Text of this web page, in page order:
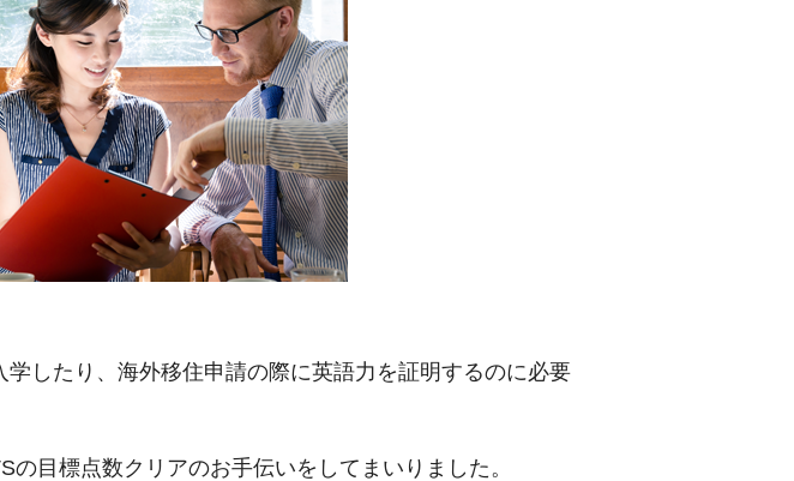
したり、海外移住申請の際に英語力を証明するのに必要
目標点数クリアのお手伝いをしてまいりました。